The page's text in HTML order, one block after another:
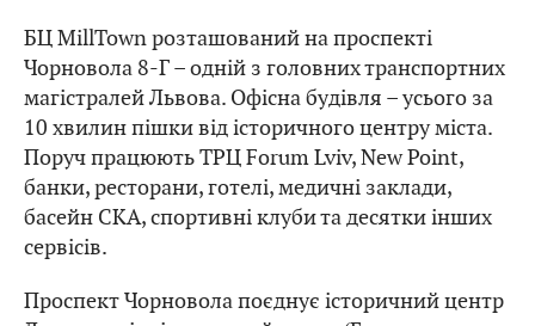
БЦ MillTown розташований на проспекті
Чорновола 8-Г – одній з головних транспортних
магістралей Львова. Офісна будівля – усього за
10 хвилин пішки від історичного центру міста.
Поруч працюють ТРЦ Forum Lviv, New Point,
банки, ресторани, готелі, медичні заклади,
басейн СКА, спортивні клуби та десятки інших
сервісів.
Проспект Чорновола поєднує історичний центр